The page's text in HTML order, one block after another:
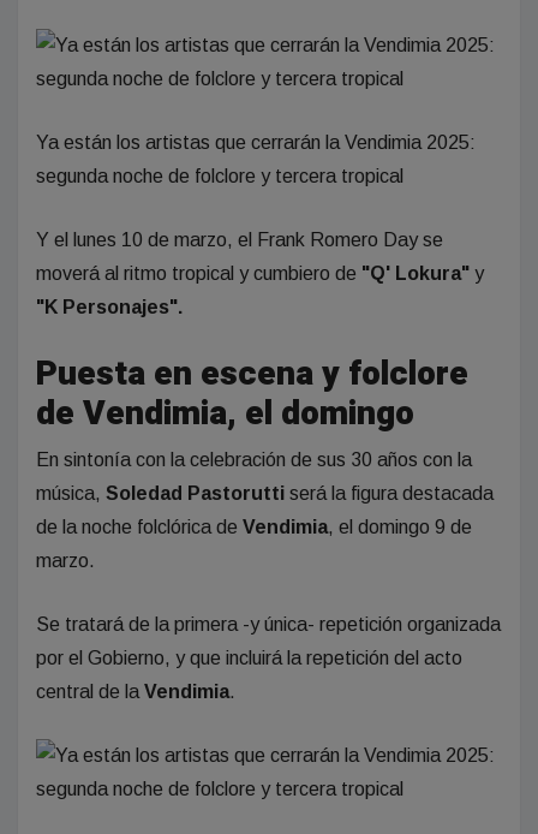
Ya están los artistas que cerrarán la Vendimia 2025:
segunda noche de folclore y tercera tropical
Y el lunes 10 de marzo, el Frank Romero Day se
moverá al ritmo tropical y cumbiero de "Q' Lokura" y
"K Personajes".
Puesta en escena y folclore
de Vendimia, el domingo
En sintonía con la celebración de sus 30 años con la
música, Soledad Pastorutti será la figura destacada
de la noche folclórica de Vendimia, el domingo 9 de
marzo.
Se tratará de la primera -y única- repetición organizada
por el Gobierno, y que incluirá la repetición del acto
central de la Vendimia.